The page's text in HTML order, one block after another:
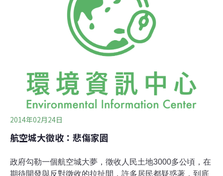
全無利用，卻還要再大肆徵地，引來社運團體的批評。土
地閒置，或者能用不用，成為航空城土地利用效率的最大
問題，也讓居民諷刺航空城是「空城計畫」，清光居民，
地賣財團。反徵收自救會成立後，積極參與徵收相關會
議，維護自身權益，然而政府卻始終不願讓他們充分參
園不保，每每發生走上絕路的不幸事件。家住果林村的呂
2014年02月24日
航空城大徵收：悲傷家園
政府勾勒一個航空城大夢，徵收人民土地3000多公頃，在
期待開發與反對徵收的拉扯間，許多居民都疑惑著，到底